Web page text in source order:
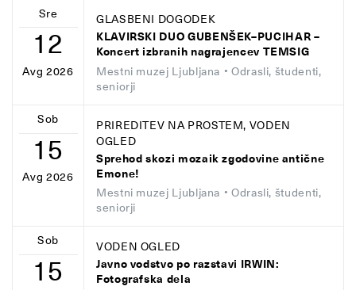
Sre
12
Avg 2026
GLASBENI DOGODEK
KLAVIRSKI DUO GUBENŠEK–PUCIHAR –
Koncert izbranih nagrajencev TEMSIG
Mestni muzej Ljubljana • Odrasli, študenti,
seniorji
Sob
15
Avg 2026
PRIREDITEV NA PROSTEM, VODEN
OGLED
Sprehod skozi mozaik zgodovine antične
Emone!
Mestni muzej Ljubljana • Odrasli, študenti,
seniorji
Sob
15
VODEN OGLED
Javno vodstvo po razstavi IRWIN:
Fotografska dela